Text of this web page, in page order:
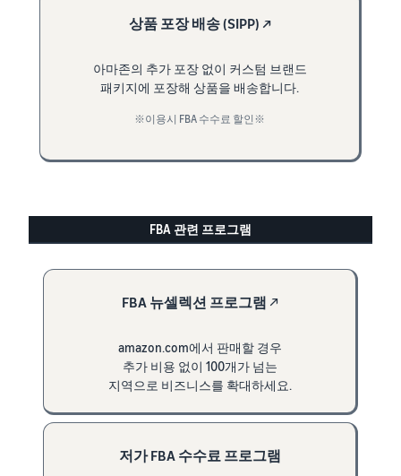
상품 포장 배송 (SIPP) ↗
아마존의 추가 포장 없이 커스텀 브랜드
패키지에 포장해 상품을 배송합니다.
※이용시 FBA 수수료 할인※
FBA 관련 프로그램
FBA 뉴셀렉션 프로그램 ↗
amazon.com에서 판매할 경우
추가 비용 없이 100개가 넘는
지역으로 비즈니스를 확대하세요.
저가 FBA 수수료 프로그램